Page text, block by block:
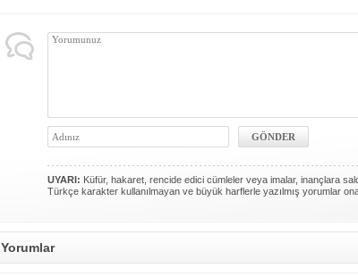
UYARI: Küfür, hakaret, rencide edici cümleler veya imalar, inançlara
Türkçe karakter kullanılmayan ve büyük harflerle yazılmış yorumlar
Yorumlar